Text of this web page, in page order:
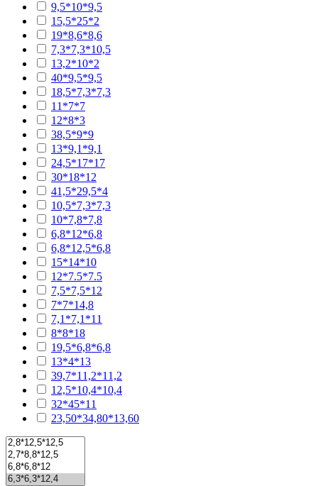
9,5*10*9,5
15,5*25*2
19*8,6*8,6
7,3*7,3*10,5
13,2*10*2
40*9,5*9,5
18,5*7,3*7,3
11*7*7
12*8*3
38,5*9*9
13*9,1*9,1
24,5*17*17
30*18*12
41,5*29,5*4
10,5*7,3*7,3
10*7,8*7,8
6,8*12*6,8
6,8*12,5*6,8
15*14*10
12*7.5*7.5
7,5*7,5*12
7*7*14,8
7,1*7,1*11
8*8*18
19,5*6,8*6,8
13*4*13
39,7*11,2*11,2
12,5*10,4*10,4
32*45*11
23,50*34,80*13,60